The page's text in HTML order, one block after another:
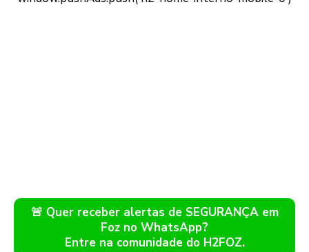
🚨 Quer receber alertas de SEGURANÇA em
Foz no WhatsApp?
Entre na comunidade do H2FOZ.